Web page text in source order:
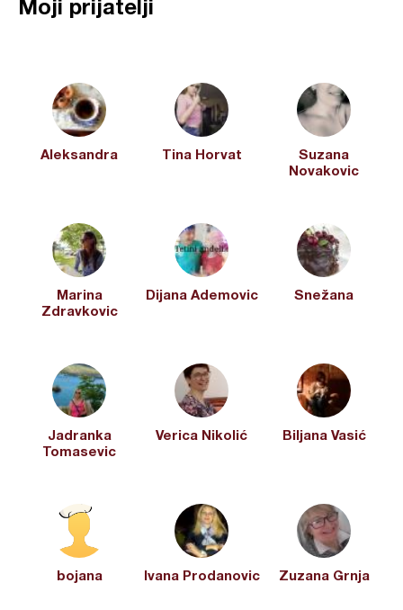
Moji prijatelji
Aleksandra Tina Horvat
Suzana
Novakovic
Marina
Zdravkovic
Dijana Ademovic Snežana
Jadranka
Tomasevic
Verica Nikolić Biljana Vasić
bojana Ivana Prodanovic Zuzana Grnja